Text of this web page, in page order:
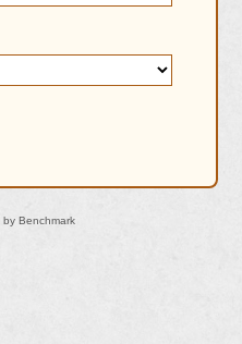
by Benchmark